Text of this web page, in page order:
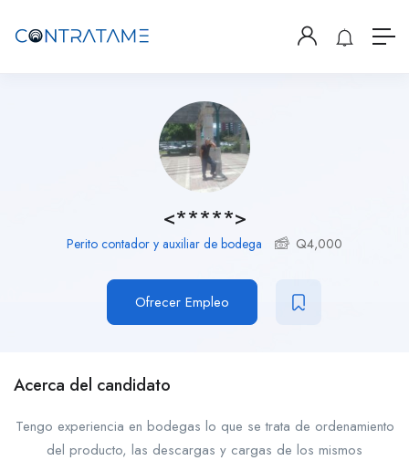
<*****>
Perito contador y auxiliar de bodega Q4,000
Ofrecer Empleo
Acerca del candidato
Tengo experiencia en bodegas lo que se trata de ordenamiento
del producto, las descargas y cargas de los mismos